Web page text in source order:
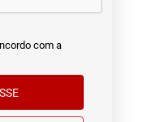
com a